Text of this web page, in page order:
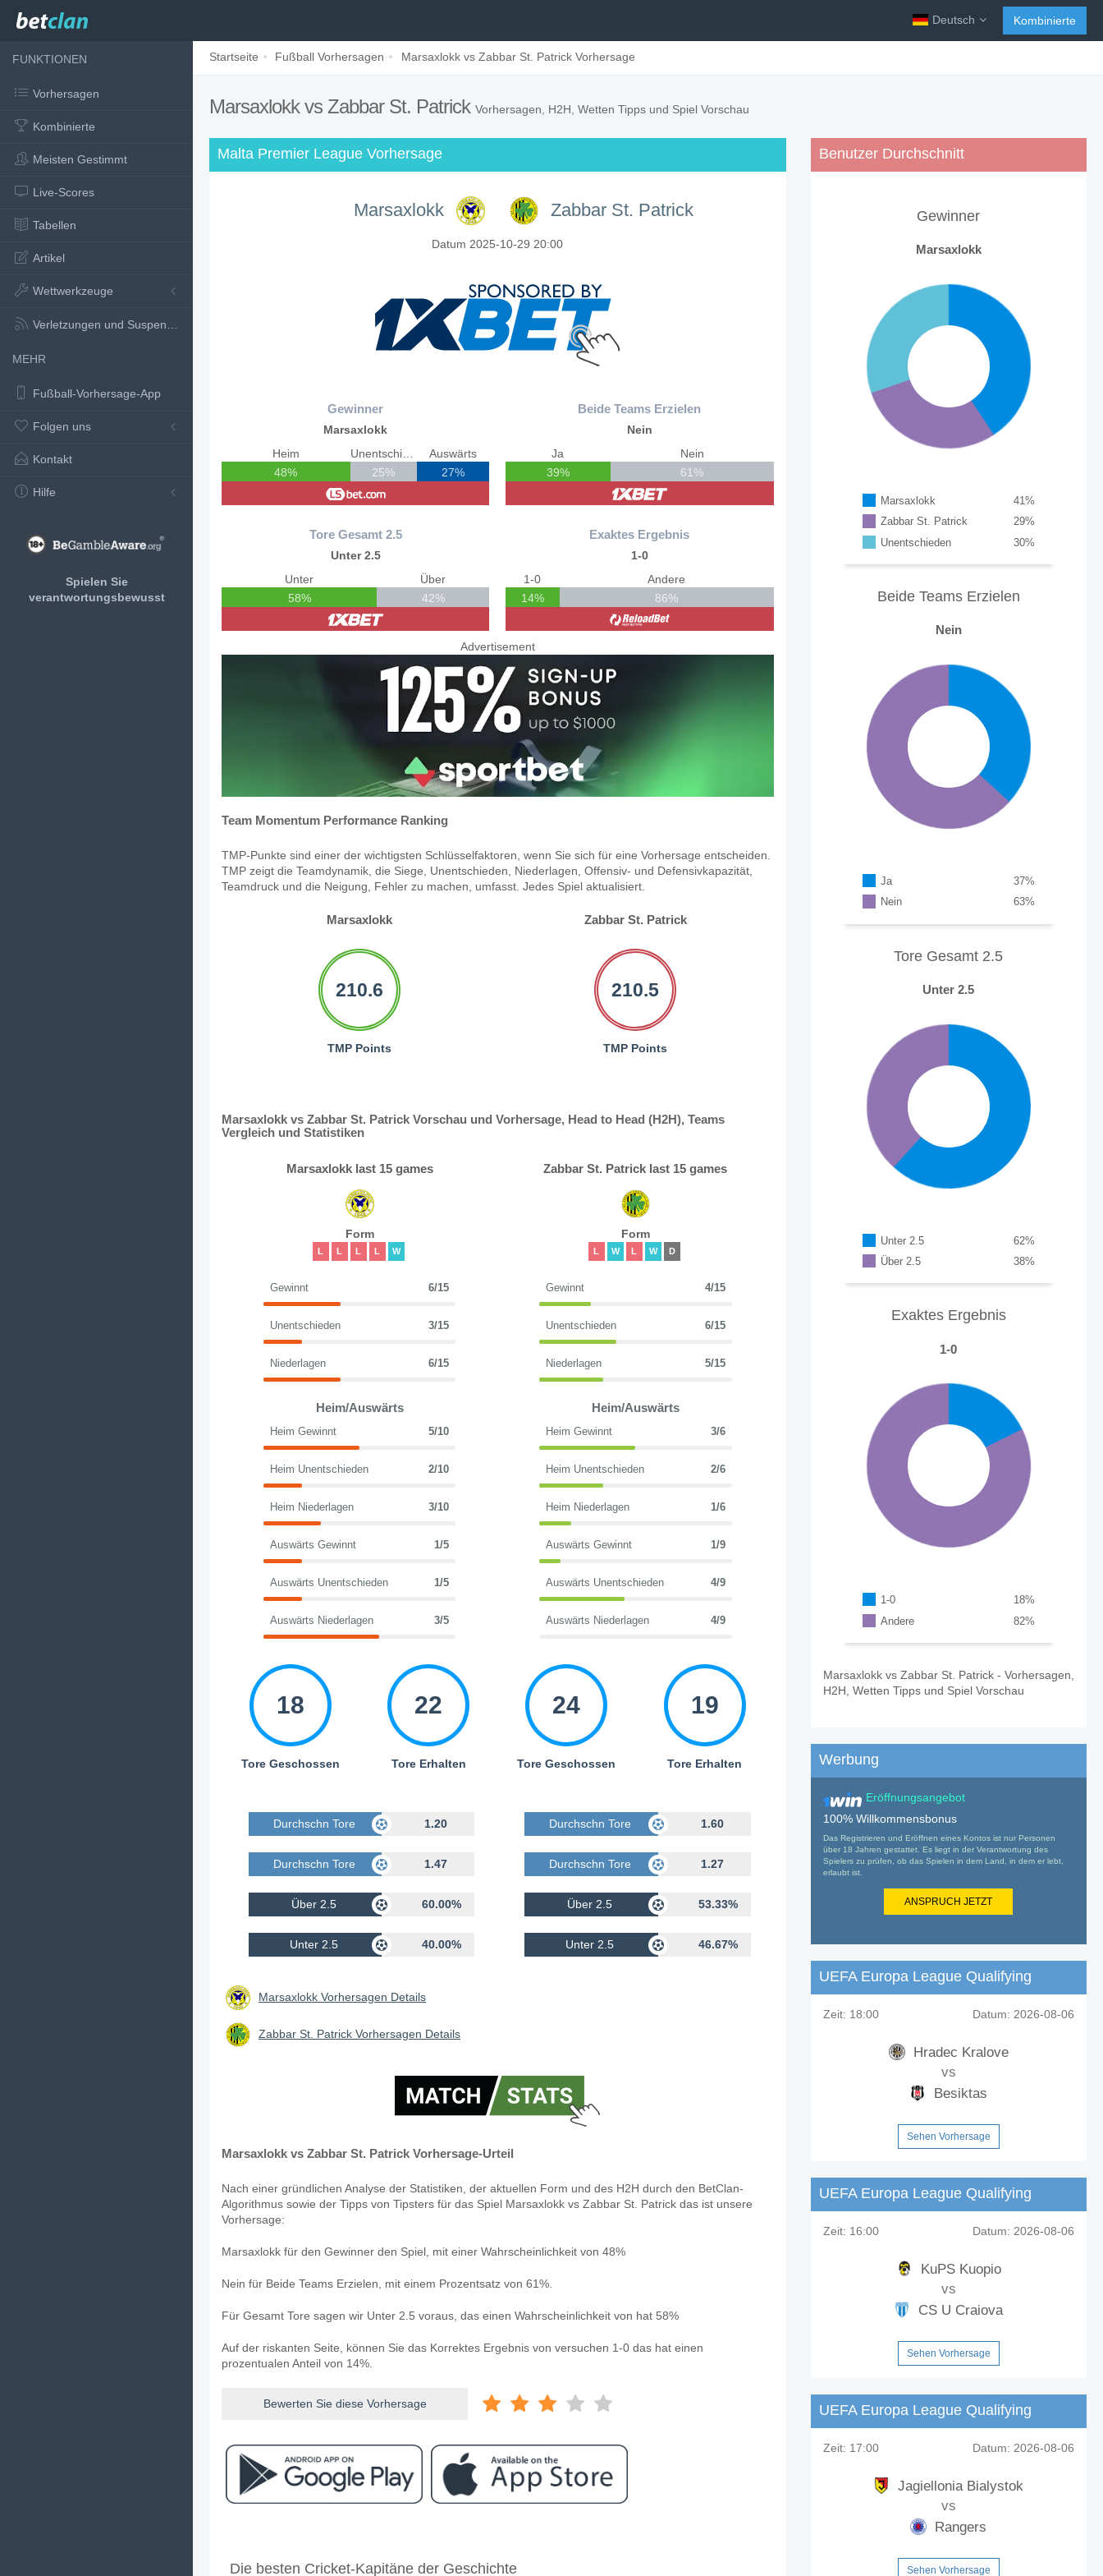
Deutsch Kombinierte
FUNKTIONEN
Vorhersagen
Kombinierte
Meisten Gestimmt
Live-Scores
Tabellen
Artikel
Wettwerkzeuge
Verletzungen und Suspensionen
MEHR
Fußball-Vorhersage-App
Folgen uns
Kontakt
Hilfe
Spielen Sie
verantwortungsbewusst
Startseite Fußball Vorhersagen Marsaxlokk vs Zabbar St. Patrick Vorhersage
Marsaxlokk vs Zabbar St. Patrick Vorhersagen, H2H, Wetten Tipps und Spiel Vorschau
Malta Premier League Vorhersage
Marsaxlokk Zabbar St. Patrick
Datum 2025-10-29 20:00
Gewinner
Marsaxlokk
Heim
48%
Unentschieden
25%
Auswärts
27%
Tore Gesamt 2.5
Unter 2.5
Unter
58%
Über
42%
Beide Teams Erzielen
Nein
Ja
39%
Nein
61%
Exaktes Ergebnis
1-0
1-0
14%
Andere
86%
Advertisement
Team Momentum Performance Ranking
TMP-Punkte sind einer der wichtigsten Schlüsselfaktoren, wenn Sie sich für eine Vorhersage entscheiden.
TMP zeigt die Teamdynamik, die Siege, Unentschieden, Niederlagen, Offensiv- und Defensivkapazität,
Teamdruck und die Neigung, Fehler zu machen, umfasst. Jedes Spiel aktualisiert.
Marsaxlokk Zabbar St. Patrick
210.6
TMP Points
210.5
TMP Points
Marsaxlokk vs Zabbar St. Patrick Vorschau und Vorhersage, Head to Head (H2H), Teams
Vergleich und Statistiken
Marsaxlokk last 15 games
Form
L L L L W
Gewinnt 6/15
Unentschieden 3/15
Niederlagen 6/15
Heim/Auswärts
Heim Gewinnt 5/10
Heim Unentschieden 2/10
Heim Niederlagen 3/10
Auswärts Gewinnt 1/5
Auswärts Unentschieden 1/5
Auswärts Niederlagen 3/5
18
Tore Geschossen
22
Tore Erhalten
Durchschn Tore Geschossen 1.20
Durchschn Tore Erhalten 1.47
Über 2.5 60.00%
Unter 2.5 40.00%
Zabbar St. Patrick last 15 games
Form
L W L W D
Gewinnt 4/15
Unentschieden 6/15
Niederlagen 5/15
Heim/Auswärts
Heim Gewinnt 3/6
Heim Unentschieden 2/6
Heim Niederlagen 1/6
Auswärts Gewinnt 1/9
Auswärts Unentschieden 4/9
Auswärts Niederlagen 4/9
24
Tore Geschossen
19
Tore Erhalten
Durchschn Tore Geschossen 1.60
Durchschn Tore Erhalten 1.27
Über 2.5 53.33%
Unter 2.5 46.67%
Marsaxlokk Vorhersagen Details
Zabbar St. Patrick Vorhersagen Details
Marsaxlokk vs Zabbar St. Patrick Vorhersage-Urteil
Nach einer gründlichen Analyse der Statistiken, der aktuellen Form und des H2H durch den BetClan-
Algorithmus sowie der Tipps von Tipsters für das Spiel Marsaxlokk vs Zabbar St. Patrick das ist unsere
Vorhersage:
Marsaxlokk für den Gewinner den Spiel, mit einer Wahrscheinlichkeit von 48%
Nein für Beide Teams Erzielen, mit einem Prozentsatz von 61%.
Für Gesamt Tore sagen wir Unter 2.5 voraus, das einen Wahrscheinlichkeit von hat 58%
Auf der riskanten Seite, können Sie das Korrektes Ergebnis von versuchen 1-0 das hat einen
prozentualen Anteil von 14%.
Bewerten Sie diese Vorhersage
Das Spiel zwischen Marsaxlokk v Zabbar St. Patrick 29 October 2025 20:00.
Die besten Cricket-Kapitäne der Geschichte
Benutzer Durchschnitt
Gewinner
Marsaxlokk
Marsaxlokk %
41
Zabbar St. Patrick
%
29
Unentschieden
%
30
Beide Teams Erzielen
Nein
Ja %
37
Nein
%
63
Tore Gesamt 2.5
Unter 2.5
Unter 2.5 %
62
Über 2.5
%
38
Exaktes Ergebnis
1-0
1-0 %
18
Andere
%
82
Marsaxlokk vs Zabbar St. Patrick - Vorhersagen,
H2H, Wetten Tipps und Spiel Vorschau
Werbung
Eröffnungsangebot
100% Willkommensbonus
Das Registrieren und Eröffnen eines Kontos ist nur Personen
über 18 Jahren gestattet. Es liegt in der Verantwortung des
Spielers zu prüfen, ob das Spielen in dem Land, in dem er lebt,
erlaubt ist.
ANSPRUCH JETZT
UEFA Europa League Qualifying
Zeit: 18:00 Datum: 2026-08-06
Hradec Kralove
vs
Besiktas
Sehen Vorhersage
UEFA Europa League Qualifying
Zeit: 16:00 Datum: 2026-08-06
KuPS Kuopio
vs
CS U Craiova
Sehen Vorhersage
UEFA Europa League Qualifying
Zeit: 17:00 Datum: 2026-08-06
Jagiellonia Bialystok
vs
Rangers
Sehen Vorhersage